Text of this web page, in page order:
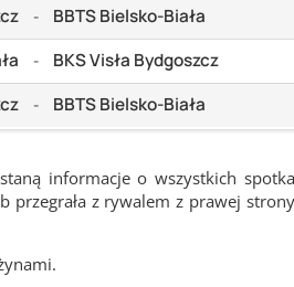
- BBTS Bielsko-Biała
- BKS Visła Bydgoszcz
- BBTS Bielsko-Biała
informacje o wszystkich
z rywalem z prawej